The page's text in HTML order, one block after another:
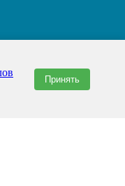
Принять